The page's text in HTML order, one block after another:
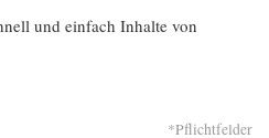
und einfach Inhalte von
*Pflichtfelder